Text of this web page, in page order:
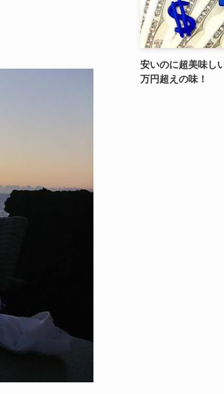
安いのに超美味し
万円超えの味！